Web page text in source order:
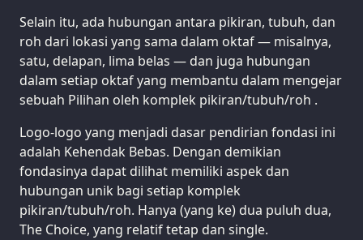
Selain itu, ada hubungan antara pikiran, tubuh, dan
roh dari lokasi yang sama dalam oktaf — misalnya,
satu, delapan, lima belas — dan juga hubungan
dalam setiap oktaf yang membantu dalam mengejar
sebuah Pilihan oleh komplek pikiran/tubuh/roh .
Logo-logo yang menjadi dasar pendirian fondasi ini
adalah Kehendak Bebas. Dengan demikian
fondasinya dapat dilihat memiliki aspek dan
hubungan unik bagi setiap komplek
pikiran/tubuh/roh. Hanya (yang ke) dua puluh dua,
The Choice, yang relatif tetap dan single.